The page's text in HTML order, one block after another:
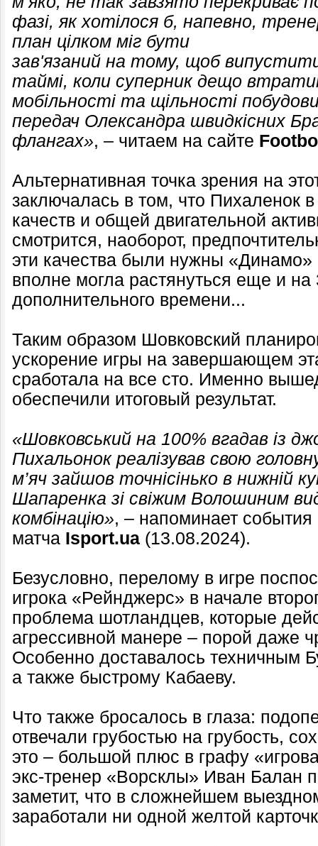
фазі, як хотілося б, напевно,
план цілком міг бути
зав'язаний на тому, щоб
таймі, коли суперник дещо
мобільності та щільності
передач Олександра швидкісних
флангах», – читаем на сайте
Альтернативная точка зрения на
заключалась в том, что Пихаленок
качеств и общей двигательной
смотрится, наоборот,
эти качества были нужны «Динамо»
вполне могла растянуться еще и на
дополнительного времени...
Таким образом Шовковский
ускорение игры на завершающем
сработала на все сто. Именно
обеспечили итоговый результат.
«Шовковський на 100% вгадав із
Пихальонок реалізував свою
м’яч зайшов точнісінько в нижній
Шапаренка зі свіжим Волошиним
комбінацію», – напоминает события
матча Isport.ua (13.08.2024).
Безусловно, перелому в игре
игрока «Рейнджерс» в начале
проблема шотландцев, которые
агрессивной манере – порой даже
Особенно доставалось техничным
а также быстрому Кабаеву.
Что также бросалось в глаза:
отвечали грубостью на грубость,
это – большой плюс в графу
экс-тренер «Ворсклы» Иван Балан
заметит, что в сложнейшем
заработали ни одной желтой